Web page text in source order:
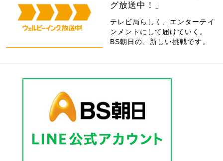
グ放送中！」
テレビ局らしく、エンターテイ
ンメントにして届けていく。
BS朝日の、新しい挑戦です。